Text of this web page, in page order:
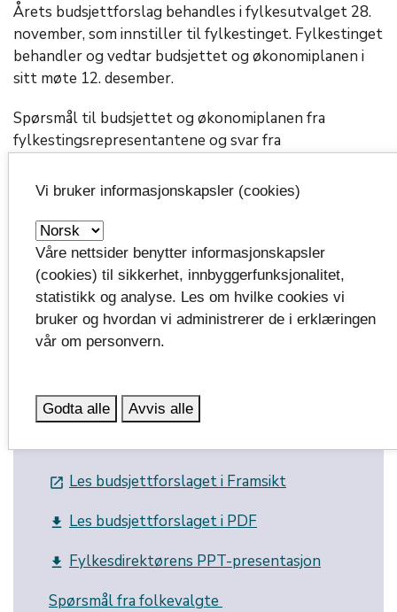
Årets budsjettforslag behandles i fylkesutvalget 28.
november, som innstiller til fylkestinget. Fylkestinget
behandler og vedtar budsjettet og økonomiplanen i
sitt møte 12. desember.
Spørsmål til budsjettet og økonomiplanen fra
fylkestingsrepresentantene og svar fra
her:Budsjett 2024: Spørsmål fra folkevalgte
Klikk for å følge med på de politiske møtene i Vestfold
fylkeskommune
Fylkesdirektørens
Årsbudsjett 2024 og økonomiplan 2024-
launch Les budsjettforslaget i Framsikt
get_app Les budsjettforslaget i PDF
get_app Fylkesdirektørens PPT-presentasjon
Spørsmål fra folkevalgte
Vi bruker informasjonskapsler (cookies)
Våre nettsider benytter informasjonskapsler
(cookies) til sikkerhet, innbyggerfunksjonalitet,
statistikk og analyse. Les om hvilke cookies vi
bruker og hvordan vi administrerer de i erklæringen
vår om personvern.
Godta alle Avvis alle